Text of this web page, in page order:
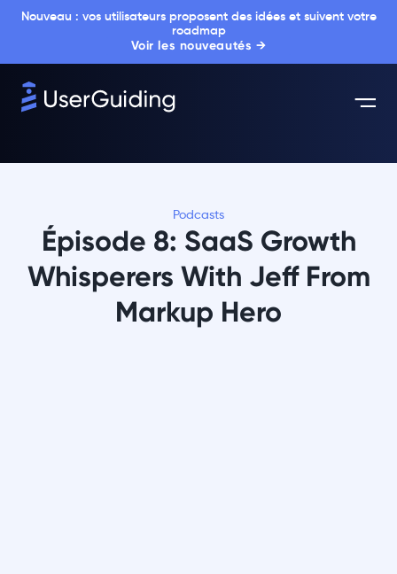
Nouveau : vos utilisateurs proposent des idées et suivent votre
roadmap
Voir les nouveautés →
Podcasts
Épisode 8: SaaS Growth
Whisperers With Jeff From
Markup Hero